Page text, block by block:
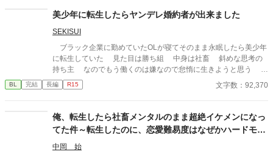
たはずのゲスい悪役令息、今生では兄に当たる男ファルトの本性
を知って愛情が芽生えてしまい——。 となるアレです。性癖。 何
より、対人関係に恵まれなかったせいで歪んだ愛情を求め、与え
てしまう二人が非常に好きなんですよね。 本当は義理の兄弟とか
にしたほうが倫理観からすると良いのでしょうが、本能には抗え
ませんでした。 今日までの短編公募に間に合わなかったため供
っております。 性癖の近しい方に刺されば、非常に嬉しいです。
美少年に転生したらヤンデレ婚約者が出来ました
SEKISUI
ブラック企業に勤めていたOLが寝てそのまま永眠したら美少年
に転生していた 見た目は勝ち組 中身は社畜 斜めな思考の
持ち主 なのでもう働くのは嫌なので怠惰に生きようと思う そ
んな主人公はやばい公爵令息に目を付けられて翻弄される
BL 完結 長編 R15 文字数：92,370
俺、転生したら社畜メンタルのまま超絶イケメンになっ
てた件～転生したのに、恋愛難易度はなぜかハードモー
ド
中岡 始